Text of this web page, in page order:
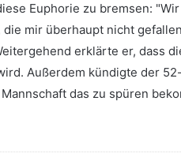
Euphorie zu bremsen:
die mir überhaupt nicht
erklärte er, dass
Außerdem kündigte der
das zu spüren